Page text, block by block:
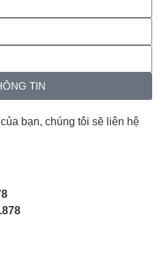
TIN
bạn, chúng tôi sẽ liên hệ